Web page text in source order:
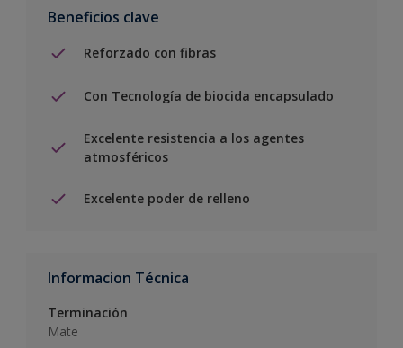
Beneficios clave
Reforzado con fibras
Con Tecnología de biocida encapsulado
Excelente resistencia a los agentes
atmosféricos
Excelente poder de relleno
Informacion Técnica
Terminación
Mate